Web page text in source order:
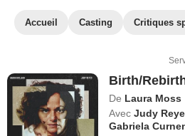
Accueil Casting Critiques
Birth/
De Laura Moss
Avec Judy
Gabriela